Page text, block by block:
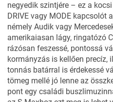
negyedik szintjére – ez a
DRIVE vagy MODE kapcsolót
némely Audik vagy
amerikaiasan lágy, ringatózó
rázósan feszessé, pontossá
kormányzás is kellően precíz,
tonnás batárral is érdekessé
tömeg mellé jó lenne az
pont egy családi